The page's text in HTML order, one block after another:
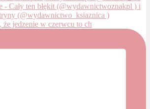
że jedzenie w czerwcu to ch